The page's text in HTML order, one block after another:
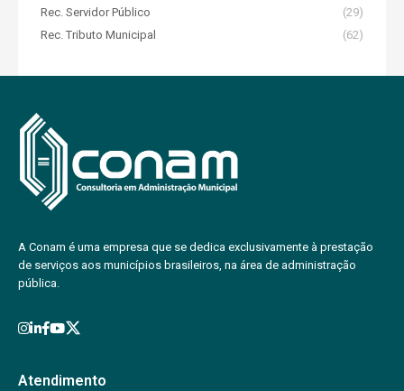
Rec. Servidor Público
(29)
Rec. Tributo Municipal
(62)
A Conam é uma empresa que se dedica exclusivamente à prestação
de serviços aos municípios brasileiros, na área de administração
pública.
Atendimento